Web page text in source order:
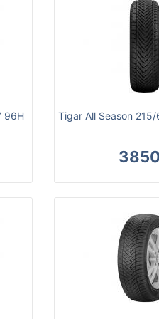
96H Tigar All Season 215/
3850